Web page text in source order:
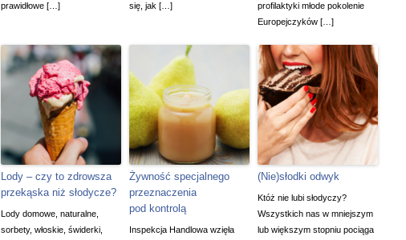
prawidłowe […]
się, jak […]
profilaktyki młode pokolenie
Europejczyków […]
Lody – czy to zdrowsza
przekąska niż słodycze?
Lody domowe, naturalne,
sorbety, włoskie, świderki,
Żywność specjalnego
przeznaczenia
pod kontrolą
Inspekcja Handlowa wzięła
(Nie)słodki odwyk
Któż nie lubi słodyczy?
Wszystkich nas w mniejszym
lub większym stopniu pociąga